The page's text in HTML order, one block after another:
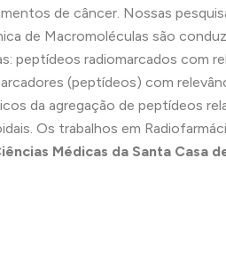
de câncer. Nossas
de Macromoléculas são
peptídeos radiomarcados com
(peptídeos) com
da agregação de peptídeos
Os trabalhos em
Médicas da Santa Casa